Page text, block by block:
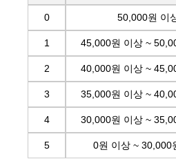
0 50,000원 이
1 45,000원 이상 ~
2 40,000원 이상 ~
3 35,000원 이상 ~
4 30,000원 이상 ~
5 0원 이상 ~ 30,000